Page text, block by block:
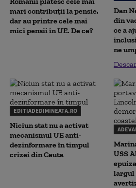
mari contribuții la pensie,
dar au printre cele mai
mici pensii în UE. De ce?
Dan
din
ce a
ne
EDITIADEDIMINEATA.RO
Niciun stat nu a activat
mecanismul UE anti-
dezinformare în timpul
crizei din Ceuta
USS
largul